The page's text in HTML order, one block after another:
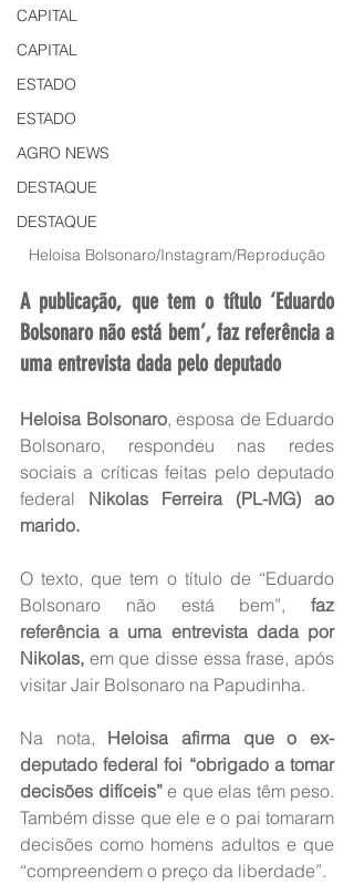
CAPITAL
CAPITAL
ESTADO
ESTADO
AGRO NEWS
DESTAQUE
DESTAQUE
Heloisa Bolsonaro/Instagram/Reprodução
A publicação, que tem o título ‘Eduardo
Bolsonaro não está bem’, faz referência a
uma entrevista dada pelo deputado
Heloisa Bolsonaro, esposa de Eduardo
Bolsonaro, respondeu nas redes
sociais a críticas feitas pelo deputado
federal Nikolas Ferreira (PL-MG) ao
marido.
O texto, que tem o título de “Eduardo
Bolsonaro não está bem”, faz
referência a uma entrevista dada por
Nikolas, em que disse essa frase, após
visitar Jair Bolsonaro na Papudinha.
Na nota, Heloisa afirma que o ex-
deputado federal foi “obrigado a tomar
decisões difíceis” e que elas têm peso.
Também disse que ele e o pai tomaram
decisões como homens adultos e que
“compreendem o preço da liberdade”.